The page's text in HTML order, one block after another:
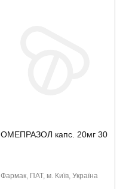
ОМЕПРАЗОЛ капс. 20мг 30
Фармак, ПАТ, м. Київ, Україна